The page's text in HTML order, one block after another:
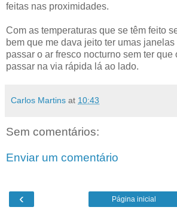
feitas nas proximidades.
Com as temperaturas que se têm feito
bem que me dava jeito ter umas
passar o ar fresco nocturno sem ter que
passar na via rápida lá ao lado.
Carlos Martins at 10:43
Sem comentários:
Enviar um comentário
‹ Página inicial